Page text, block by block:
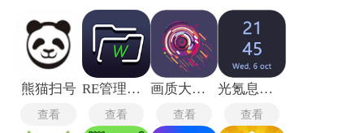
熊猫扫号
查看
RE管理器手机版
查看
画质大师专业版
查看
光氪息屏显示
查看